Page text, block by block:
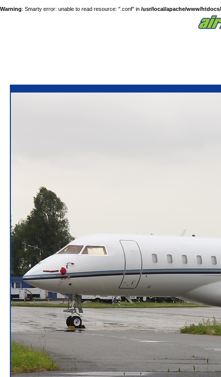
Warning: Smarty error: unable to read resource: ".conf" in /usr/local/apache/www/